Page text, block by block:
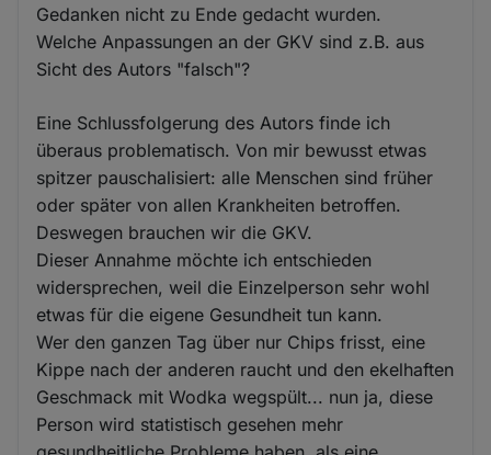
Gedanken nicht zu Ende gedacht wurden.
Welche Anpassungen an der GKV sind z.B. aus
Sicht des Autors "falsch"?
Eine Schlussfolgerung des Autors finde ich
überaus problematisch. Von mir bewusst etwas
spitzer pauschalisiert: alle Menschen sind früher
oder später von allen Krankheiten betroffen.
Deswegen brauchen wir die GKV.
Dieser Annahme möchte ich entschieden
widersprechen, weil die Einzelperson sehr wohl
etwas für die eigene Gesundheit tun kann.
Wer den ganzen Tag über nur Chips frisst, eine
Kippe nach der anderen raucht und den ekelhaften
Geschmack mit Wodka wegspült... nun ja, diese
Person wird statistisch gesehen mehr